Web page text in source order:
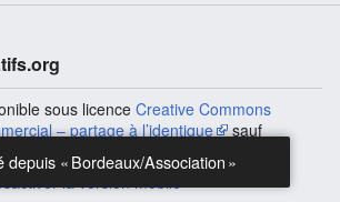
depuis « Bordeaux/Association »
sous licence Creative Commons
– partage à l’identique
sauf
la version mobile